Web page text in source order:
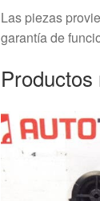
Las piezas
garantía de